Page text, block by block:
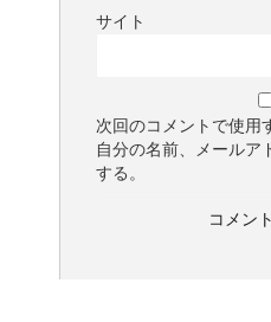
サイト
次回のコメントで使用
自分の名前、メールア
する。